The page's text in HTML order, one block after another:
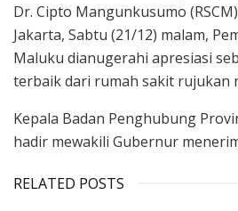
Dr. Cipto Mangunkusumo
Jakarta, Sabtu (21/12) malam,
Maluku dianugerahi apresiasi
terbaik dari rumah sakit rujukan
Kepala Badan Penghubung
hadir mewakili Gubernur
RELATED POSTS